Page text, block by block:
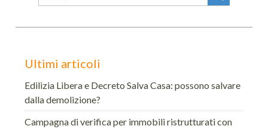
for:
Ultimi articoli
Edilizia Libera e Decreto Salva Casa: possono salvare
dalla demolizione?
Campagna di verifica per immobili ristrutturati con